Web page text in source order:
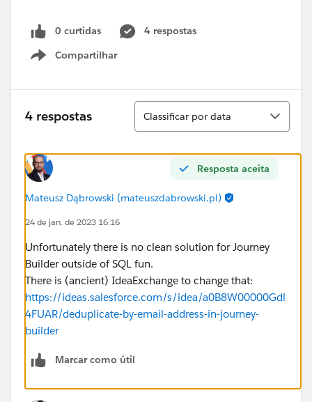
0 curtidas
4 respostas
Compartilhar
Show menu
4 respostas
Classificar
Classificar por data
Resposta aceita
Mateusz Dąbrowski (mateuszdabrowski.pl)
24 de jan. de 2023 16:16
Unfortunately there is no clean solution for Journey
Builder outside of SQL fun.
There is (ancient) IdeaExchange to change that:
https://ideas.salesforce.com/s/idea/a0B8W00000Gdl
4FUAR/deduplicate-by-email-address-in-journey-
builder
Marcar como útil